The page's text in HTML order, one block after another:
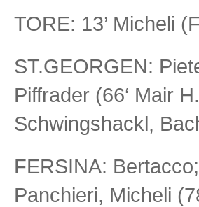
TORE: 13’ Micheli
ST.GEORGEN:
Piffrader (66‘ Mair
Schwingshackl,
FERSINA:
Panchieri, Micheli